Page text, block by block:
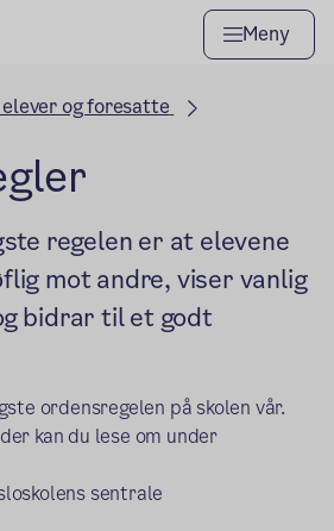
Meny
elever og foresatte
regelen er at elevene
mot andre, viser vanlig
bidrar til et godt
ordensregelen på skolen vår.
kan du lese om under
sentrale